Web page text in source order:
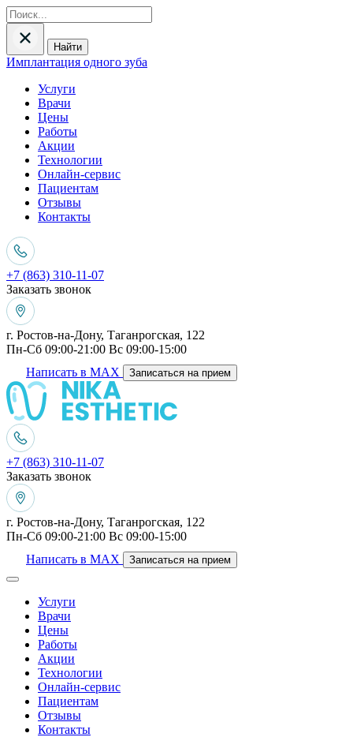
Найти
Имплантация одного зуба
Услуги
Врачи
Цены
Работы
Акции
Технологии
Онлайн-сервис
Пациентам
Отзывы
Контакты
+7 (863) 310-11-07
Заказать звонок
г. Ростов-на-Дону, Таганрогская, 122
Пн-Сб 09:00-21:00 Вс 09:00-15:00
Написать в MAX
Записаться на прием
+7 (863) 310-11-07
Заказать звонок
г. Ростов-на-Дону, Таганрогская, 122
Пн-Сб 09:00-21:00 Вс 09:00-15:00
Написать в MAX
Записаться на прием
Услуги
Врачи
Цены
Работы
Акции
Технологии
Онлайн-сервис
Пациентам
Отзывы
Контакты